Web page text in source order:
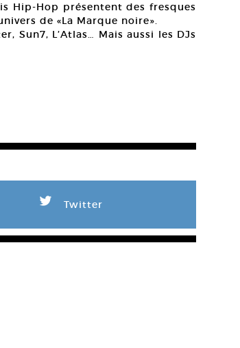
Hip-Hop présentent des fresques
de «La Marque noire».
Sun7, L’Atlas… Mais aussi les DJs
L Twitter